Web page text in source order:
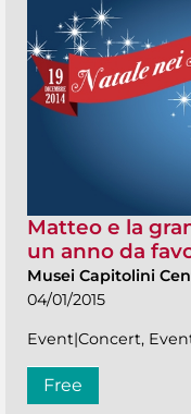
Matteo e la
un anno da
Musei Capitolini
04/01/2015
Event|Concert,
Free